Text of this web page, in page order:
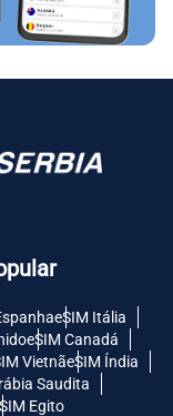
eSIM Itália
eSIM Canadá
VietnãeSIM Índia
Saudita
Egito